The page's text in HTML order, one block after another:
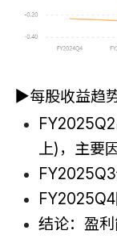
▶每股收益趋
上)，主要
结论：盈